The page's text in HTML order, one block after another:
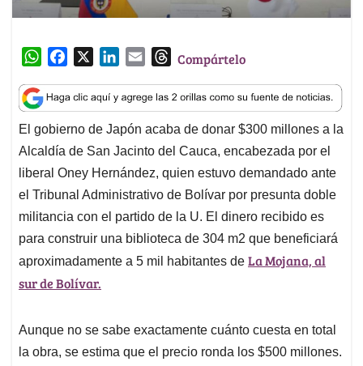
W
a
t
s
A
p
p
c
e
b
o
o
k
n
k
e
d
I
n
a
i
l
T
r
e
a
d
s
Compártelo
El gobierno de Japón acaba de donar $300 millones a la
Alcaldía de San Jacinto del Cauca, encabezada por el
liberal Oney Hernández, quien estuvo demandado ante
el Tribunal Administrativo de Bolívar por presunta doble
militancia con el partido de la U. El dinero recibido es
para construir una biblioteca de 304 m2 que beneficiará
aproximadamente a 5 mil habitantes de La Mojana, al
sur de Bolívar.
Aunque no se sabe exactamente cuánto cuesta en total
la obra, se estima que el precio ronda los $500 millones.